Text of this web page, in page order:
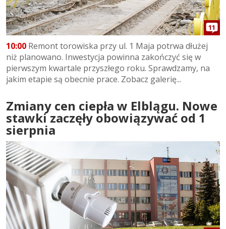
11
10:00 Remont torowiska przy ul. 1 Maja potrwa dłużej
niż planowano. Inwestycja powinna zakończyć się w
pierwszym kwartale przyszłego roku. Sprawdzamy, na
jakim etapie są obecnie prace. Zobacz galerię...
Zmiany cen ciepła w Elblągu. Nowe
stawki zaczęły obowiązywać od 1
sierpnia